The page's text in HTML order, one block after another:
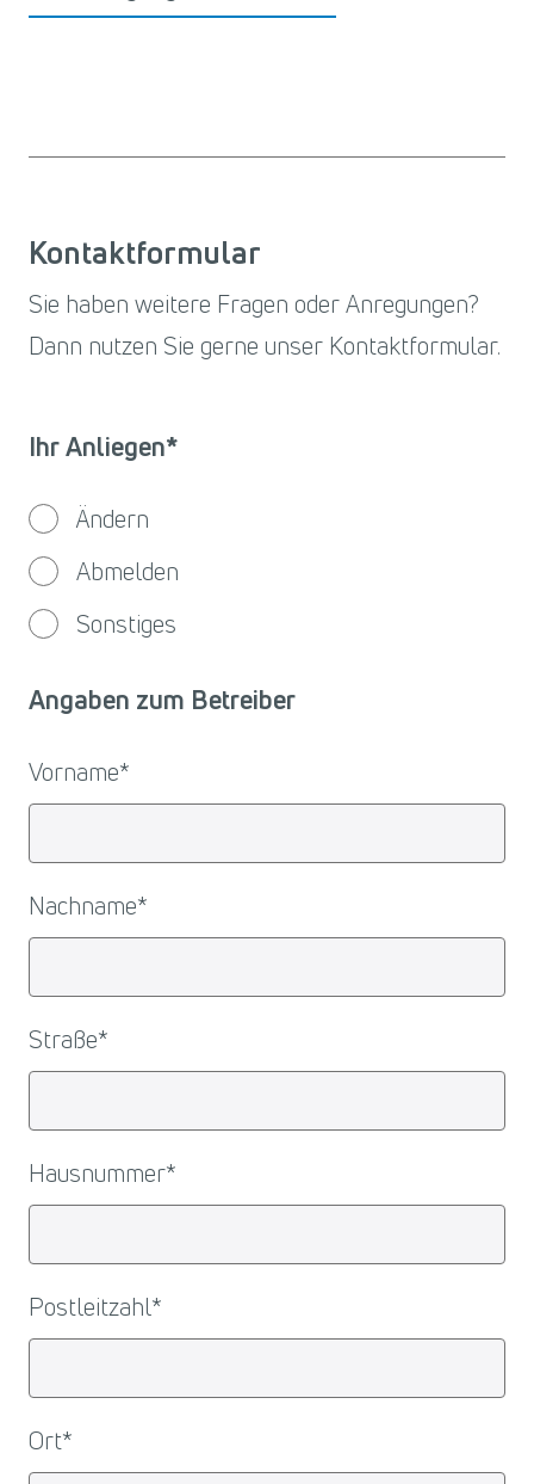
Kontaktformular
Sie haben weitere Fragen oder Anregungen?
Dann nutzen Sie gerne unser Kontaktformular.
Ihr Anliegen*
Ändern
Abmelden
Sonstiges
Angaben zum Betreiber
Vorname*
Nachname*
Straße*
Hausnummer*
Postleitzahl*
Ort*